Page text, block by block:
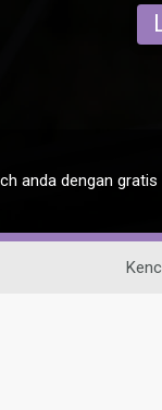
anda dengan gratis